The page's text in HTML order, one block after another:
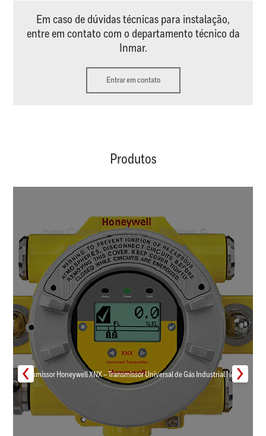
Em caso de dúvidas técnicas para instalação,
entre em contato com o departamento técnico da
Inmar.
Entrar em contato
Produtos
Transmissor Honeywell XNX – Transmissor Universal de Gás Industrial | Inmar